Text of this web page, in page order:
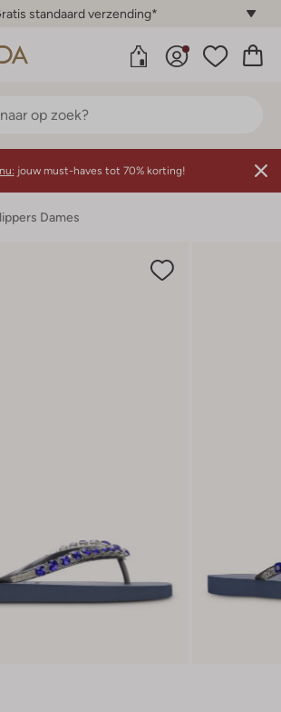
standaard verzending*
jouw must-haves tot 70% korting!
Dames